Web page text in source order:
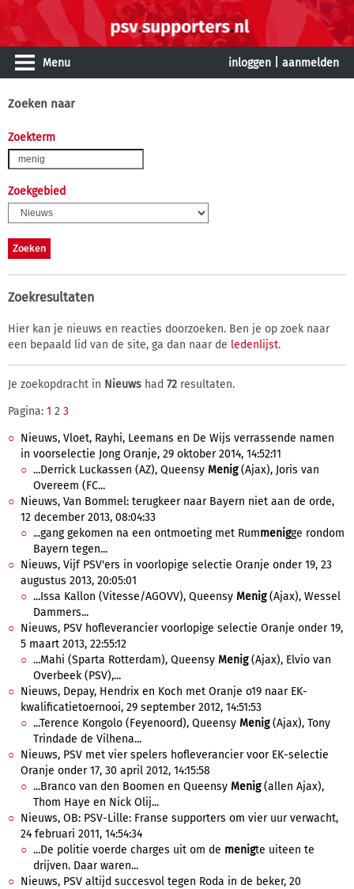
Menu inloggen aanmelden
Zoeken naar
Zoekterm
Zoekgebied
Zoekresultaten
Hier kan je nieuws en reacties doorzoeken. Ben je op zoek naar
een bepaald lid van de site, ga dan naar de ledenlijst.
Je zoekopdracht in Nieuws had 72 resultaten.
Pagina: 1 2 3
Nieuws, Vloet, Rayhi, Leemans en De Wijs verrassende namen
in voorselectie Jong Oranje, 29 oktober 2014, 14:52:11
...Derrick Luckassen (AZ), Queensy Menig(Ajax), Joris van
Overeem (FC...
Nieuws, Van Bommel: terugkeer naar Bayern niet aan de orde,
12 december 2013, 08:04:33
...gang gekomen na een ontmoeting met Rummenigge rondom
Bayern tegen...
Nieuws, Vijf PSV'ers in voorlopige selectie Oranje onder 19, 23
augustus 2013, 20:05:01
...Issa Kallon (Vitesse/AGOVV), Queensy Menig(Ajax), Wessel
Dammers...
Nieuws, PSV hofleverancier voorlopige selectie Oranje onder 19,
5 maart 2013, 22:55:12
...Mahi (Sparta Rotterdam), Queensy Menig(Ajax), Elvio van
Overbeek (PSV),...
Nieuws, Depay, Hendrix en Koch met Oranje o19 naar EK-
kwalificatietoernooi, 29 september 2012, 14:51:53
...Terence Kongolo (Feyenoord), Queensy Menig(Ajax), Tony
Trindade de Vilhena...
Nieuws, PSV met vier spelers hofleverancier voor EK-selectie
Oranje onder 17, 30 april 2012, 14:15:58
...Branco van den Boomen en Queensy Menig(allen Ajax),
Thom Haye en Nick Olij...
Nieuws, OB: PSV-Lille: Franse supporters om vier uur verwacht,
24 februari 2011, 14:54:34
...De politie voerde charges uit om de menigte uiteen te
drijven. Daar waren...
Nieuws, PSV altijd succesvol tegen Roda in de beker, 20